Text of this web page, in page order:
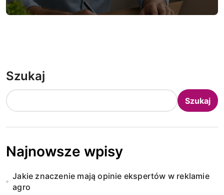
Szukaj
Szukaj
Najnowsze wpisy
Jakie znaczenie mają opinie ekspertów w reklamie
agro